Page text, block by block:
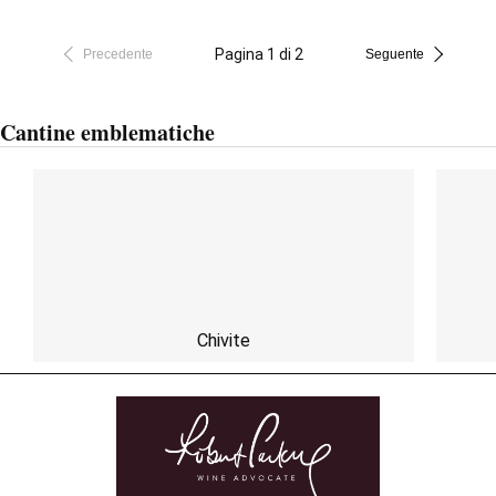
Precedente Pagina 1 di 2 Seguente
Cantine emblematiche
Chivite